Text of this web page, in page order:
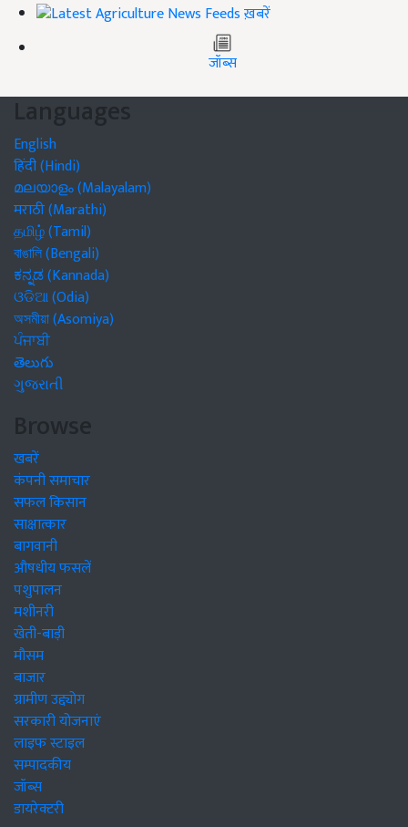
ख़बरें
जॉब्स
Languages
English
हिंदी (Hindi)
മലയാളം (Malayalam)
मराठी (Marathi)
தமிழ் (Tamil)
বাঙালি (Bengali)
ಕನ್ನಡ (Kannada)
ଓଡିଆ (Odia)
অসমীয়া (Asomiya)
ਪੰਜਾਬੀ
తెలుగు
ગુજરાતી
Browse
खबरें
कंपनी समाचार
सफल किसान
साक्षात्कार
बागवानी
औषधीय फसलें
पशुपालन
मशीनरी
खेती-बाड़ी
मौसम
बाजार
ग्रामीण उद्द्योग
सरकारी योजनाएं
लाइफ स्टाइल
सम्पादकीय
जॉब्स
डायरेक्टरी